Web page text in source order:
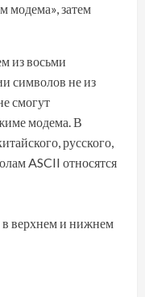
модема», затем
из восьми
символов не из
смогут
модема. В
русского,
ASCII относятся
в верхнем и нижнем